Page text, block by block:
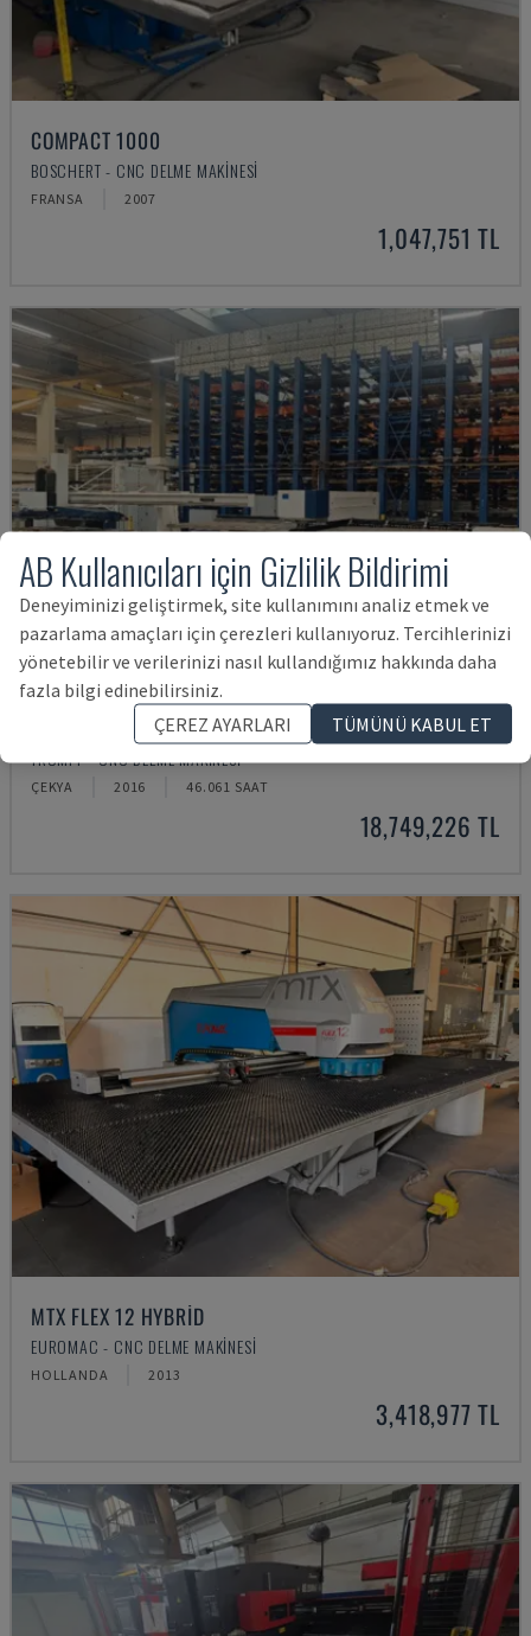
COMPACT 1000
BOSCHERT - CNC DELME MAKINESI
FRANSA 2007
1,047,751 TL
TRUPUNCH 5000 S12 + TRUSTORE 3030
TRUMPF - CNC DELME MAKINESI
ÇEKYA 2016 46.061 SAAT
18,749,226 TL
MTX FLEX 12 HYBRID
EUROMAC - CNC DELME MAKINESI
HOLLANDA 2013
3,418,977 TL
AB Kullanıcıları için Gizlilik Bildirimi
Deneyiminizi geliştirmek, site kullanımını analiz etmek ve
pazarlama amaçları için çerezleri kullanıyoruz. Tercihlerinizi
yönetebilir ve verilerinizi nasıl kullandığımız hakkında daha
fazla bilgi edinebilirsiniz.
ÇEREZ AYARLARI
TÜMÜNÜ KABUL ET